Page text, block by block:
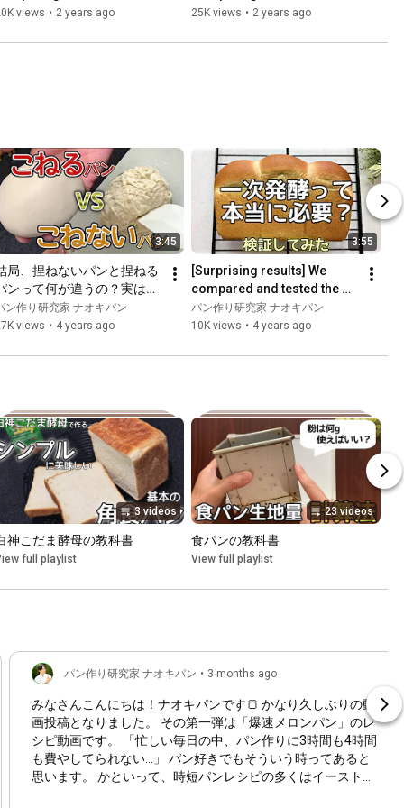
different Yumechikara
views • 2 years ago
fermentation by changing
surprising discov...
25K views • 2 years ago
3:45
局、捏ねないパンと捏ねる
ンって何が違うの？実は向
不向きがある！
ン作り研究家 ナオキパン
views • 4 years ago
3:55
[Surprising results] We
compared and tested the
effects of primary
fermentation and non-
パン作り研究家 ナオキパン
10K views • 4 years ago
3 videos
神こだま酵母の教科書
full playlist
23 videos
食パンの教科書
View full playlist
パン作り研究家 ナオキパン • 3 months ago
みなさんこんにちは！ナオキパンです🍞 かなり久しぶりの動
画投稿となりました。 その第一弾は「爆速メロンパン」のレ
シピ動画です。 「忙しい毎日の中、パン作りに3時間も4時間
も費やしてられない…」 パン好きでもそういう時ってあると
思います。 かといって、時短パンレシピの多くはイースト臭